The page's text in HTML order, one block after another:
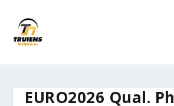
EURO2026 Qual.